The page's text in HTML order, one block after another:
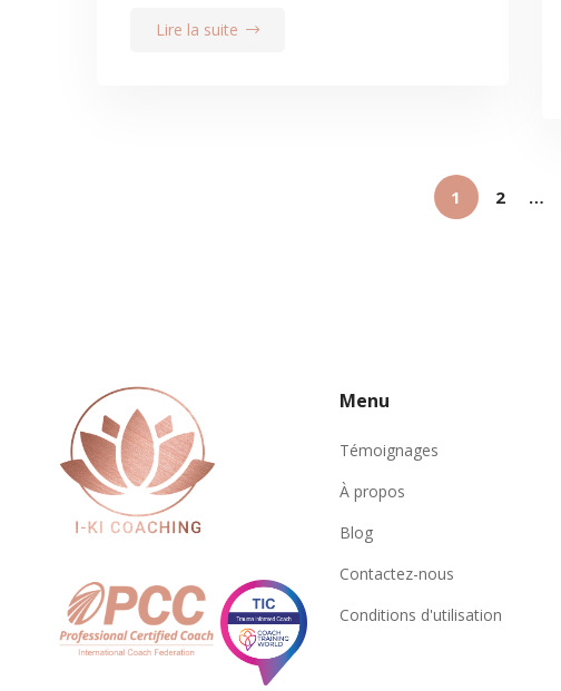
Lire la suite
1 2 …
Menu
Témoignages
À propos
Blog
Contactez-nous
Conditions d'utilisation